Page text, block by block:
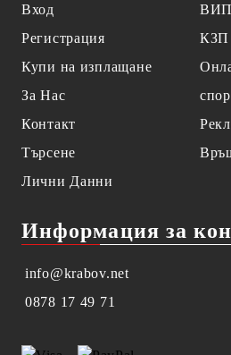
Вход
Регистрация
Купи на изплащане
За Нас
Контакт
Търсене
Лични Данни
КЗП
Информация за
info@krabov.net
0878 17 49 71